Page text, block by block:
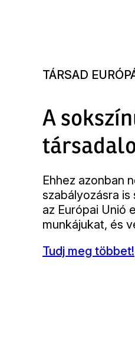
TÁRSAD
A
Ehhez azonban
szabályozásra
az Európai Unió
munkájukat, és
Tudj meg többet!